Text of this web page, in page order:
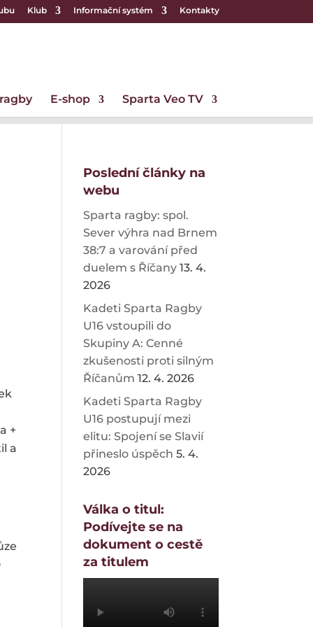
Klub Informační systém Kontakty
E-shop Sparta Veo TV
+
a
Poslední články na
webu
Sparta ragby: spol.
Sever výhra nad Brnem
38:7 a varování před
duelem s Říčany 13. 4.
2026
Kadeti Sparta Ragby
U16 vstoupili do
Skupiny A: Cenné
zkušenosti proti silným
Říčanům 12. 4. 2026
Kadeti Sparta Ragby
U16 postupují mezi
elitu: Spojení se Slavií
přineslo úspěch 5. 4.
2026
Válka o titul:
Podívejte se na
dokument o cestě
za titulem